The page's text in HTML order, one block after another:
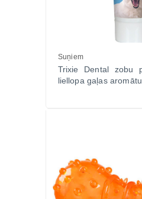
Suņiem
Trixie Dental zobu
liellopa gaļas